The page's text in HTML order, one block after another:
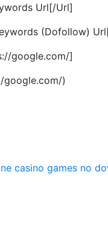
Url[/Url]
(Dofollow)
google.com/]
google.com/)
casino games no